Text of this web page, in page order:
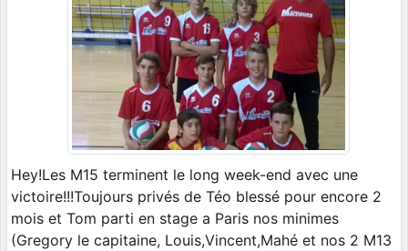
Hey!Les M15 terminent le long week-end avec une
victoire!!!Toujours privés de Téo blessé pour encore 2
mois et Tom parti en stage a Paris nos minimes
(Gregory le capitaine, Louis,Vincent,Mahé et nos 2 M13